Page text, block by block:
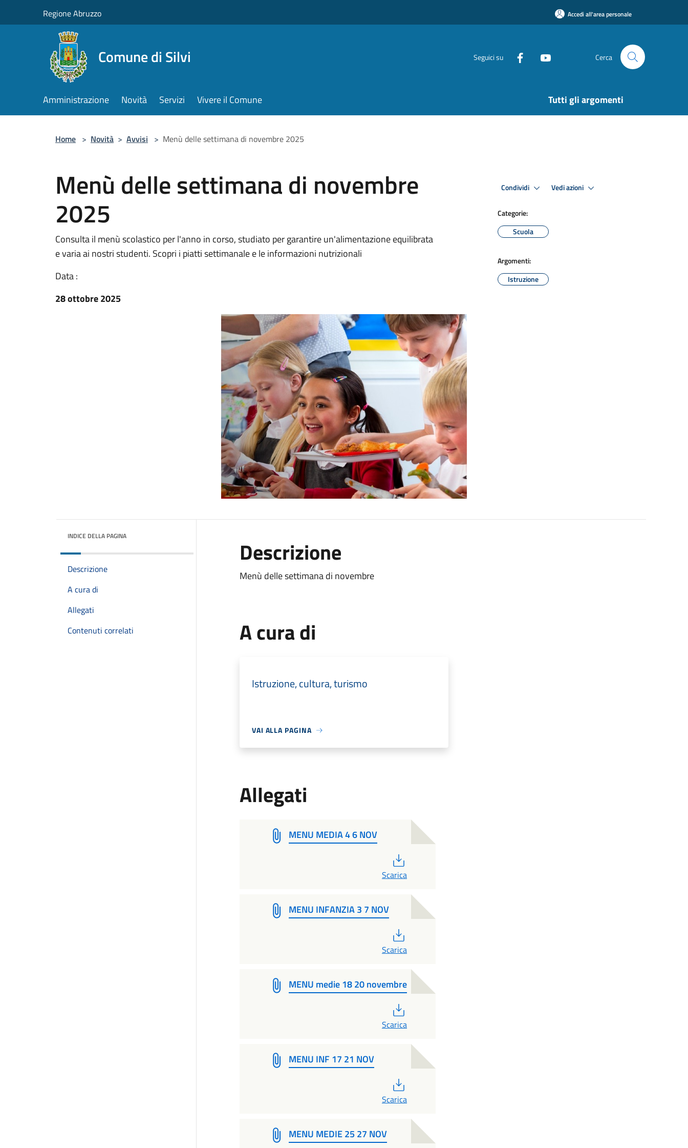
Regione Abruzzo Accedi all'area personale
Comune di Silvi Seguici su Cerca
Amministrazione Novità Servizi Vivere il Comune Tutti gli argomenti
Home > Novità > Avvisi > Menù delle settimana di novembre 2025
Menù delle settimana di novembre
2025
Consulta il menù scolastico per l'anno in corso, studiato per garantire un'alimentazione equilibrata
e varia ai nostri studenti. Scopri i piatti settimanale e le informazioni nutrizionali
Data :
28 ottobre 2025
Condividi Vedi azioni
Categorie:
Scuola
Argomenti:
Istruzione
INDICE DELLA PAGINA
Descrizione
A cura di
Allegati
Contenuti correlati
Descrizione
Menù delle settimana di novembre
A cura di
Istruzione, cultura, turismo
VAI ALLA PAGINA
Allegati
MENU MEDIA 4 6 NOV
Scarica
MENU INFANZIA 3 7 NOV
Scarica
MENU medie 18 20 novembre
Scarica
MENU INF 17 21 NOV
Scarica
MENU MEDIE 25 27 NOV